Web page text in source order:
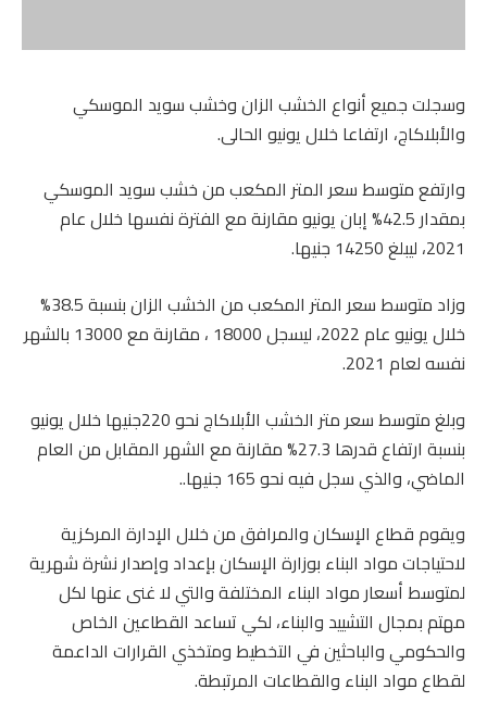
وسجلت جميع أنواع الخشب الزان وخشب سويد الموسكي
والأبلاكاج، ارتفاعا خلال يونيو الحالى.
وارتفع متوسط سعر المتر المكعب من خشب سويد الموسكي
بمقدار 42.5% إبان يونيو مقارنة مع الفترة نفسها خلال عام
2021، ليبلغ 14250 جنيها.
وزاد متوسط سعر المتر المكعب من الخشب الزان بنسبة 38.5%
خلال يونيو عام 2022، ليسجل 18000 ، مقارنة مع 13000 بالشهر
نفسه لعام 2021.
وبلغ متوسط سعر متر الخشب الأبلاكاج نحو 220جنيها خلال يونيو
بنسبة ارتفاع قدرها 27.3% مقارنة مع الشهر المقابل من العام
الماضي، والذي سجل فيه نحو 165 جنيها..
ويقوم قطاع الإسكان والمرافق من خلال الإدارة المركزية
لاحتياجات مواد البناء بوزارة الإسكان بإعداد وإصدار نشرة شهرية
لمتوسط أسعار مواد البناء المختلفة والتي لا غنى عنها لكل
مهتم بمجال التشييد والبناء، لكي تساعد القطاعين الخاص
والحكومي والباحثين في التخطيط ومتخذي القرارات الداعمة
لقطاع مواد البناء والقطاعات المرتبطة.